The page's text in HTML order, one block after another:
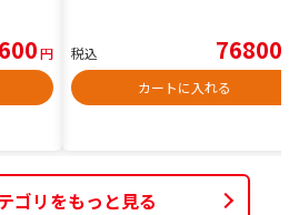
円
税込 76800
カートに入れる
ゴリをもっと見る